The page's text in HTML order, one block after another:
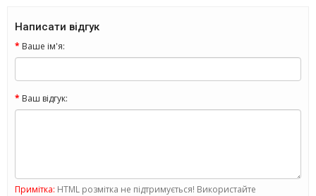
Написати відгук
Ваше ім'я:
Ваш відгук:
Примітка: HTML розмітка не підтримується! Використайте